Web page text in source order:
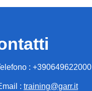
: +390649622000
: training@garr.it